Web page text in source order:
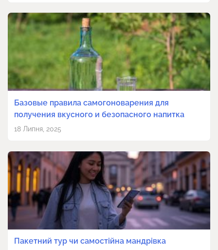
Базовые правила самогоноварения для
получения вкусного и безопасного напитка
18 Липня, 2025
Пакетний тур чи самостійна мандрівка